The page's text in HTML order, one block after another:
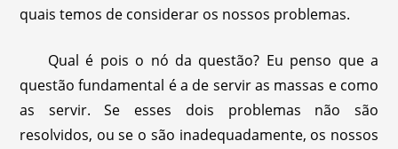
quais temos de considerar os nossos problemas.
Qual é pois o nó da questão? Eu penso que a
questão fundamental é a de servir as massas e como
as servir. Se esses dois problemas não são
resolvidos, ou se o são inadequadamente, os nossos